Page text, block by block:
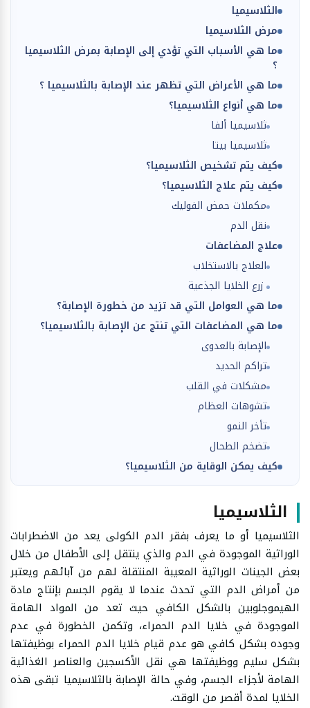
الثلاسيميا
مرض الثلاسيميا
ما هي الأسباب التي تؤدي إلى الإصابة بمرض الثلاسيميا
؟
ما هي الأعراض التي تظهر عند الإصابة بالثلاسيميا ؟
ما هي أنواع الثلاسيميا؟
ثلاسيميا ألفا
ثلاسيميا بيتا
كيف يتم تشخيص الثلاسيميا؟
كيف يتم علاج الثلاسيميا؟
مكملات حمض الفوليك
نقل الدم
علاج المضاعفات
العلاج بالاستخلاب
زرع الخلايا الجذعية
ما هي العوامل التي قد تزيد من خطورة الإصابة؟
ما هي المضاعفات التي تنتج عن الإصابة بالثلاسيميا؟
الإصابة بالعدوى
تراكم الحديد
مشكلات في القلب
تشوهات العظام
تأخر النمو
تضخم الطحال
كيف يمكن الوقاية من الثلاسيميا؟
الثلاسيميا
الثلاسيميا أو ما يعرف بفقر الدم الكولى يعد من الاضطرابات
الوراثية الموجودة في الدم والذي ينتقل إلى الأطفال من خلال
بعض الجينات الوراثية المعيبة المنتقلة لهم من آبائهم ويعتبر
من أمراض الدم التي تحدث عندما لا يقوم الجسم بإنتاج مادة
الهيموجلوبين بالشكل الكافي حيث تعد من المواد الهامة
الموجودة في خلايا الدم الحمراء، وتكمن الخطورة في عدم
وجوده بشكل كافي هو عدم قيام خلايا الدم الحمراء بوظيفتها
بشكل سليم ووظيفتها هي نقل الأكسجين والعناصر الغذائية
الهامة لأجزاء الجسم، وفي حالة الإصابة بالثلاسيميا تبقى هذه
الخلايا لمدة أقصر من الوقت.